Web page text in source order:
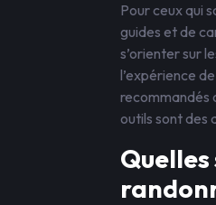
Pour ceux qui
guides et de
s’orienter sur
l’expérience
recommandés
outils sont des